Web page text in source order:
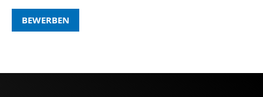
BEWERBEN